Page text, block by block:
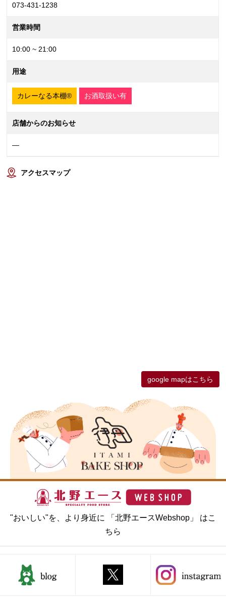
073-431-1238
営業時間
10:00 ~ 21:00
用途
カレーなる本棚® お酒取扱い有
店舗からのお知らせ
—
アクセスマップ
google mapはこちら
"おいしい"を、より身近に 「北野エースWebshop」 はこ
ちら